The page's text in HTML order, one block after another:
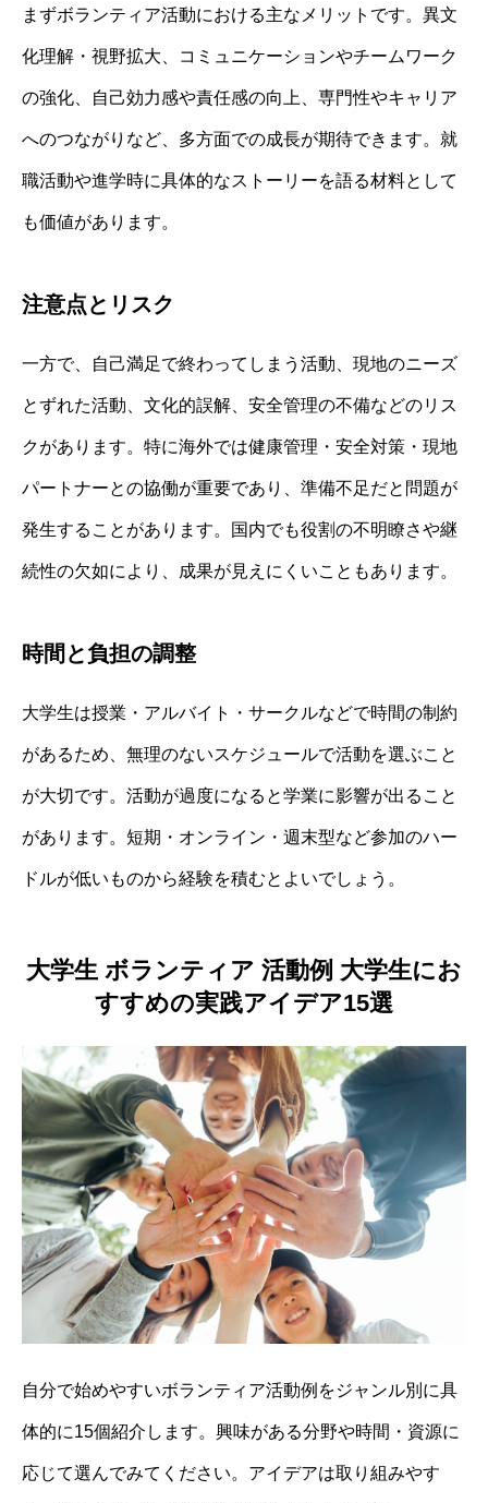
まずボランティア活動における主なメリットです。異文
化理解・視野拡大、コミュニケーションやチームワーク
の強化、自己効力感や責任感の向上、専門性やキャリア
へのつながりなど、多方面での成長が期待できます。就
職活動や進学時に具体的なストーリーを語る材料として
も価値があります。
注意点とリスク
一方で、自己満足で終わってしまう活動、現地のニーズ
とずれた活動、文化的誤解、安全管理の不備などのリス
クがあります。特に海外では健康管理・安全対策・現地
パートナーとの協働が重要であり、準備不足だと問題が
発生することがあります。国内でも役割の不明瞭さや継
続性の欠如により、成果が見えにくいこともあります。
時間と負担の調整
大学生は授業・アルバイト・サークルなどで時間の制約
があるため、無理のないスケジュールで活動を選ぶこと
が大切です。活動が過度になると学業に影響が出ること
があります。短期・オンライン・週末型など参加のハー
ドルが低いものから経験を積むとよいでしょう。
大学生 ボランティア 活動例 大学生にお
すすめの実践アイデア15選
自分で始めやすいボランティア活動例をジャンル別に具
体的に15個紹介します。興味がある分野や時間・資源に
応じて選んでみてください。アイデアは取り組みやす